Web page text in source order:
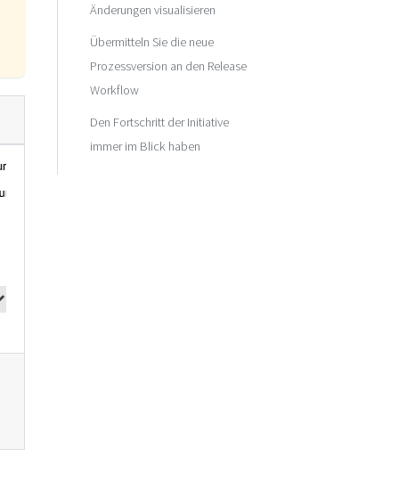
Änderungen visualisieren
Übermitteln Sie die neue
Prozessversion an den Release
Workflow
Den Fortschritt der Initiative
immer im Blick haben